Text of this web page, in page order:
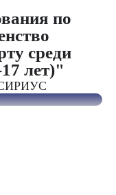
по
среди
лет)"